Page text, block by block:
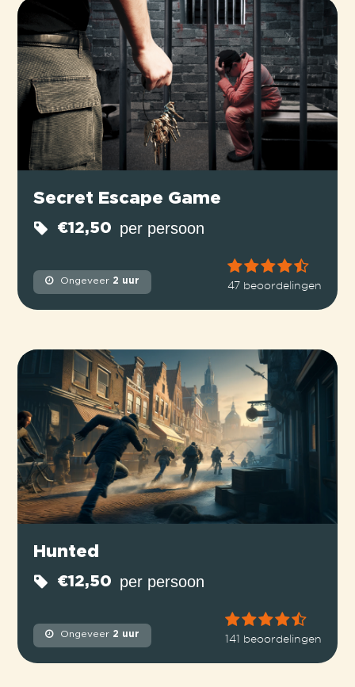
Secret Escape Game
€12,50 per persoon
Ongeveer 2 uur 47 beoordelingen
Hunted
€12,50 per persoon
Ongeveer 2 uur 141 beoordelingen